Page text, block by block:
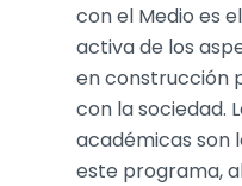
con el Medio es
activa de los
en construcción
con la sociedad.
académicas son
este programa,